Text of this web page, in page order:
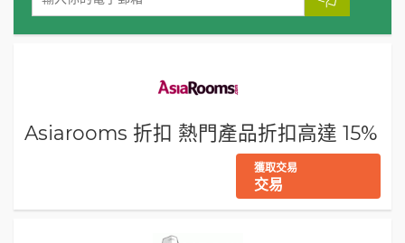
Asiarooms 折扣 熱門產品折扣高達 15%
獲取交易
交易